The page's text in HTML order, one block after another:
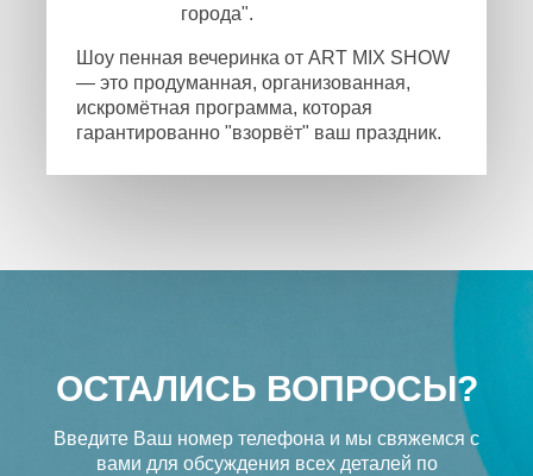
города".
Шоу пенная вечеринка от ART MIX SHOW
— это продуманная, организованная,
искромётная программа, которая
гарантированно "взорвёт" ваш праздник.
ОСТАЛИСЬ ВОПРОСЫ?
Введите Ваш номер телефона и мы свяжемся с
вами для обсуждения всех деталей по